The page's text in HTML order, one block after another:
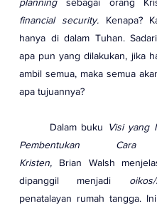
planning
financial security. Kenapa?
hanya di dalam Tuhan.
apa pun yang dilakukan, jika
ambil semua, maka semua
apa tujuannya?
	Dalam buku
Visi yang
Pembentukan Cara
Kristen, Brian Walsh
dipanggil menjadi
penatalayan rumah tangga.